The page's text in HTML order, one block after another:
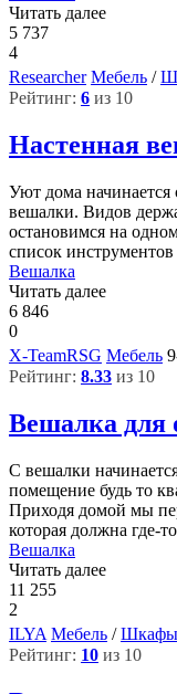
Читать далее
5 737
4
Researcher Мебель /
Рейтинг: 6 из 10
Настенная
Уют дома начинается
вешалки. Видов
остановимся на
список
Вешалка
Читать далее
6 846
0
X-TeamRSG Мебель
Рейтинг: 8.33 из 10
Вешалка для
С вешалки
помещение будь то
Приходя домой мы
которая должна где-
Вешалка
Читать далее
11 255
2
ILYA Мебель /Шкафы
Рейтинг: 10 из 10